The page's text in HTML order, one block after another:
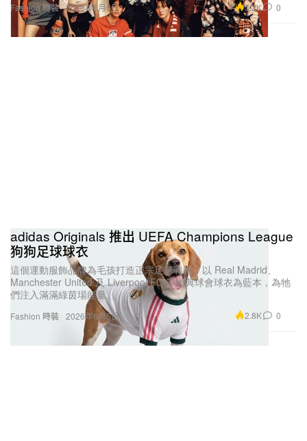
Fashion 時裝 2026年6月6日 3.2K 0
Fashion 時裝
adidas Originals 推出 UEFA Champions League
狗狗足球球衣
這個運動服飾品牌為毛孩打造正宗足球戰袍，以 Real Madrid、
Manchester United 及 Liverpool FC 等經典球會球衣為藍本，為牠
們注入滿滿綠茵場能量。
2026年6月5日 2.8K 0